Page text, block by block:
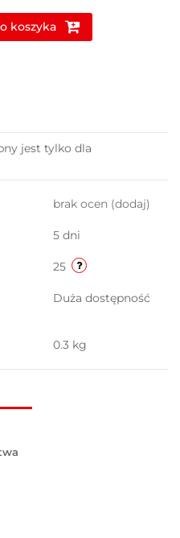
koszyka
jest tylko dla
brak ocen (dodaj)
5 dni
25
Duża dostępność
0.3 kg